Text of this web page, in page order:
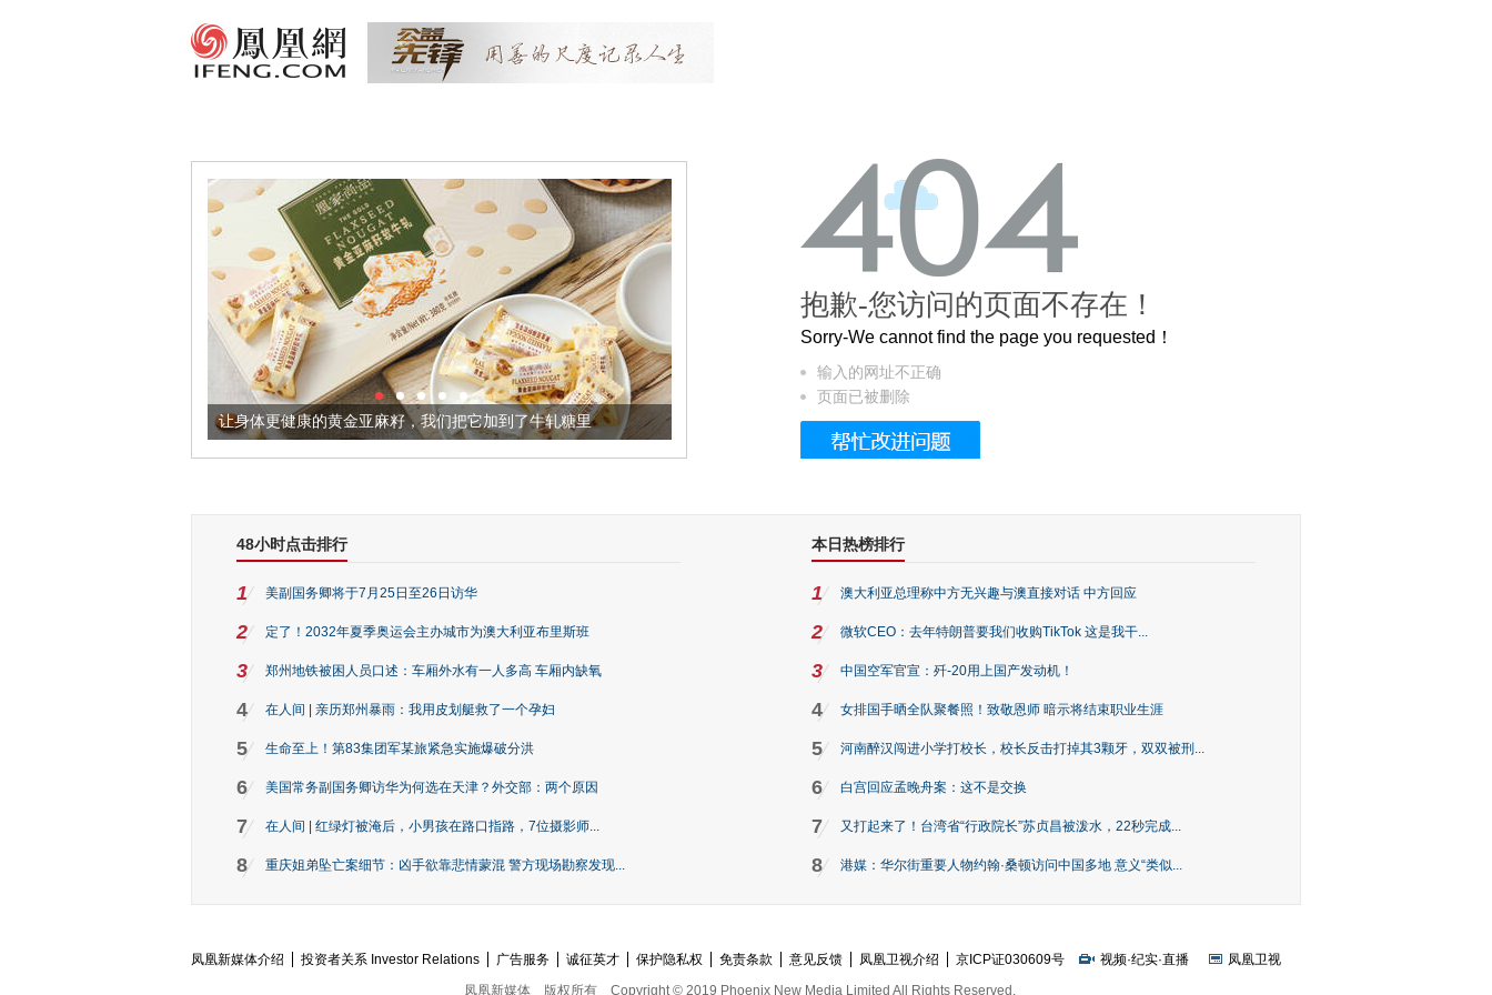
让身体更健康的黄金亚麻籽，我们把它加到了牛轧糖里 被列入佛家七宝的它到底有多美？
抱歉-您访问的页面不存在！
Sorry-We cannot find the page you requested！
输入的网址不正确
页面已被删除
48小时点击排行
1 美副国务卿将于7月25日至26日访华
2 定了！2032年夏季奥运会主办城市为澳大利亚布里斯班
3 郑州地铁被困人员口述：车厢外水有一人多高 车厢内缺氧
4 在人间 | 亲历郑州暴雨：我用皮划艇救了一个孕妇
5 生命至上！第83集团军某旅紧急实施爆破分洪
6 美国常务副国务卿访华为何选在天津？外交部：两个原因
7 在人间 | 红绿灯被淹后，小男孩在路口指路，7位摄影师...
8 重庆姐弟坠亡案细节：凶手欲靠悲情蒙混 警方现场勘察发现...
本日热榜排行
1 澳大利亚总理称中方无兴趣与澳直接对话 中方回应
2 微软CEO：去年特朗普要我们收购TikTok 这是我干...
3 中国空军官宣：歼-20用上国产发动机！
4 女排国手晒全队聚餐照！致敬恩师 暗示将结束职业生涯
5 河南醉汉闯进小学打校长，校长反击打掉其3颗牙，双双被刑...
6 白宫回应孟晚舟案：这不是交换
7 又打起来了！台湾省“行政院长”苏贞昌被泼水，22秒完成...
8 港媒：华尔街重要人物约翰·桑顿访问中国多地 意义“类似...
凤凰新媒体介绍 投资者关系 Investor Relations 广告服务 诚征英才 保护隐私权 免责条款 意见反馈 凤凰卫视介绍 京ICP证030609号 视频·纪实·直播
凤凰卫视
凤凰新媒体
版权所有 Copyright © 2019 Phoenix New Media Limited All Rights Reserved.